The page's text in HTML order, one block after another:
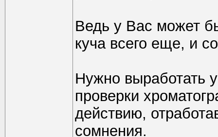
Ведь у Вас может
куча всего еще, и
Нужно выработать
проверки
действию,
сомнения.